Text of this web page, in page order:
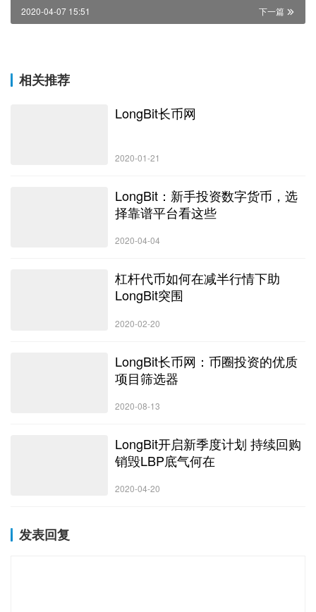
下一篇
2020-04-07 15:51
相关推荐
LongBit长币网
2020-01-21
LongBit：新手投资数字货币，选
择靠谱平台看这些
2020-04-04
杠杆代币如何在减半行情下助
LongBit突围
2020-02-20
LongBit长币网：币圈投资的优质
项目筛选器
2020-08-13
LongBit开启新季度计划 持续回购
销毁LBP底气何在
2020-04-20
发表回复